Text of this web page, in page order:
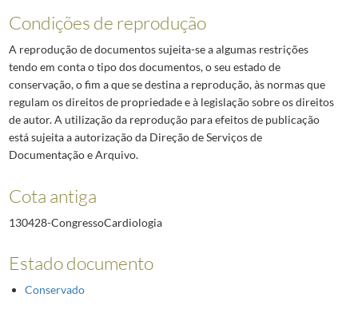
Condições de reprodução
A reprodução de documentos sujeita-se a algumas restrições
tendo em conta o tipo dos documentos, o seu estado de
conservação, o fim a que se destina a reprodução, às normas que
regulam os direitos de propriedade e à legislação sobre os direitos
de autor. A utilização da reprodução para efeitos de publicação
está sujeita a autorização da Direção de Serviços de
Documentação e Arquivo.
Cota antiga
130428-CongressoCardiologia
Estado documento
Conservado